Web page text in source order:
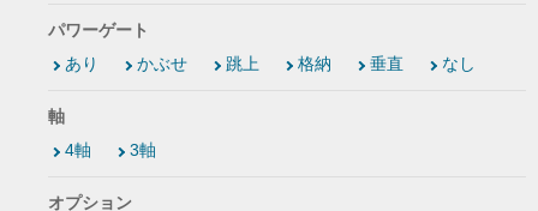
パワーゲート
あり
かぶせ 跳上 格納 垂直 なし
軸
4軸
3軸
オプション